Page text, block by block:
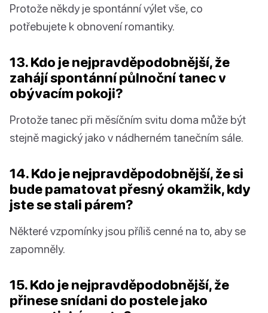
Protože někdy je spontánní výlet vše, co
potřebujete k obnovení romantiky.
13. Kdo je nejpravděpodobnější, že
zahájí spontánní půlnoční tanec v
obývacím pokoji?
Protože tanec při měsíčním svitu doma může být
stejně magický jako v nádherném tanečním sále.
14. Kdo je nejpravděpodobnější, že si
bude pamatovat přesný okamžik, kdy
jste se stali párem?
Některé vzpomínky jsou příliš cenné na to, aby se
zapomněly.
15. Kdo je nejpravděpodobnější, že
přinese snídani do postele jako